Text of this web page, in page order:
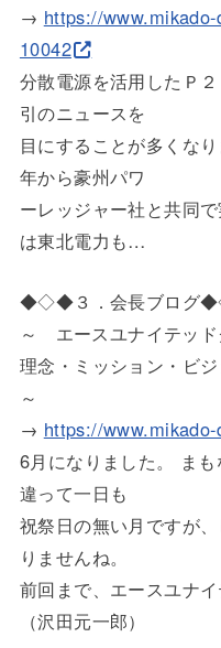
→ https://
10042
分散電源を活用したＰ
引のニュースを
目にすることが多くな
年から豪州パワ
ーレッジャー社と共同
は東北電力 も…
◆◇◆３．会長ブロ
～ エースユナイテッ
理念・ミッション・ビ
～
→ https://
6月になりました。 ま
違って一日も
祝祭日の無い月ですが
りませんね。
前回まで、エースユナ
（沢田元一郎）